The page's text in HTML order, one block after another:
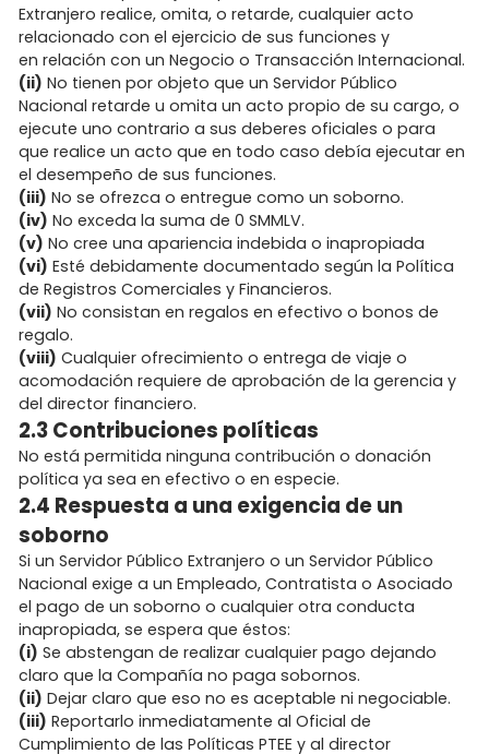
Extranjero realice, omita, o retarde, cualquier acto
relacionado con el ejercicio de sus funciones y
en relación con un Negocio o Transacción Internacional.
(ii) No tienen por objeto que un Servidor Público
Nacional retarde u omita un acto propio de su cargo, o
ejecute uno contrario a sus deberes oficiales o para
que realice un acto que en todo caso debía ejecutar en
el desempeño de sus funciones.
(iii) No se ofrezca o entregue como un soborno.
(iv) No exceda la suma de 0 SMMLV.
(v) No cree una apariencia indebida o inapropiada
(vi) Esté debidamente documentado según la Política
de Registros Comerciales y Financieros.
(vii) No consistan en regalos en efectivo o bonos de
regalo.
(viii) Cualquier ofrecimiento o entrega de viaje o
acomodación requiere de aprobación de la gerencia y
del director financiero.
2.3 Contribuciones políticas
No está permitida ninguna contribución o donación
política ya sea en efectivo o en especie.
2.4 Respuesta a una exigencia de un
soborno
Si un Servidor Público Extranjero o un Servidor Público
Nacional exige a un Empleado, Contratista o Asociado
el pago de un soborno o cualquier otra conducta
inapropiada, se espera que éstos:
(i) Se abstengan de realizar cualquier pago dejando
claro que la Compañía no paga sobornos.
(ii) Dejar claro que eso no es aceptable ni negociable.
(iii) Reportarlo inmediatamente al Oficial de
Cumplimiento de las Políticas PTEE y al director